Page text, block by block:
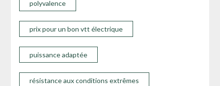
polyvalence
prix pour un bon vtt électrique
puissance adaptée
résistance aux conditions extrêmes